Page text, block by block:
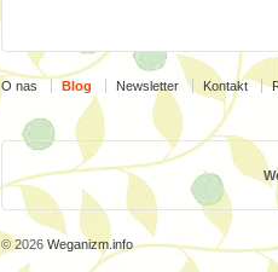
O nas Blog Newsletter Kontakt
© 2026 Weganizm.info